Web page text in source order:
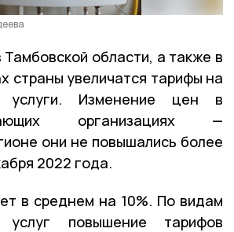
области, а также в
страны увеличатся тарифы на
услуги. Изменение цен в
организациях —
они не повышались более
2022 года.
в среднем на 10%. По видам
услуг повышение тарифов